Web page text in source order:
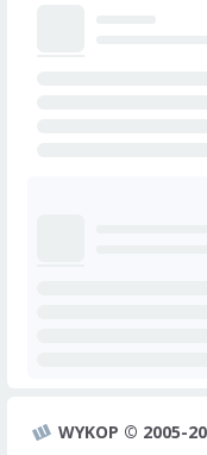
WYKOP © 2005-